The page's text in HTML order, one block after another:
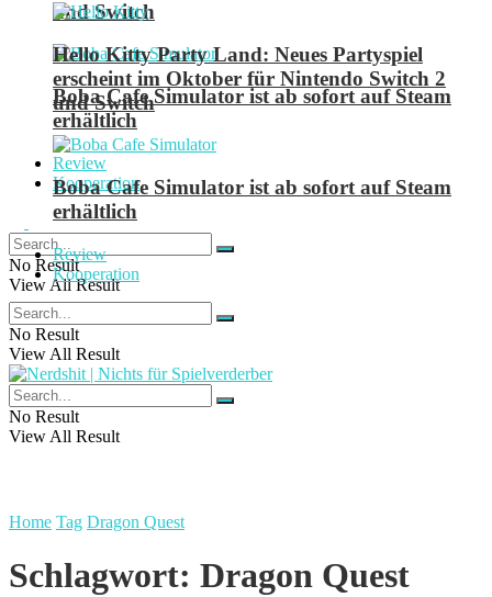
und Switch
Boba Cafe Simulator ist ab sofort auf Steam
erhältlich
Review
Kooperation
No Result
View All Result
Hello Kitty Party Land: Neues Partyspiel
erscheint im Oktober für Nintendo Switch 2
und Switch
Boba Cafe Simulator ist ab sofort auf Steam
erhältlich
Review
Kooperation
No Result
View All Result
No Result
View All Result
Home Tag Dragon Quest
Schlagwort: Dragon Quest